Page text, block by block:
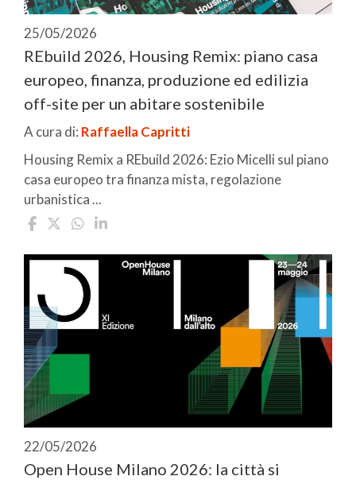
25/05/2026
REbuild 2026, Housing Remix: piano casa
europeo, finanza, produzione ed edilizia
off-site per un abitare sostenibile
A cura di: Raffaella Capritti
Housing Remix a REbuild 2026: Ezio Micelli sul piano
casa europeo tra finanza mista, regolazione
urbanistica ...
22/05/2026
Open House Milano 2026: la città si